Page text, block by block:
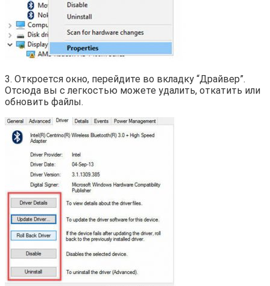
3. Откроется окно, перейдите во вкладку “Драйвер”.
Отсюда вы с легкостью можете удалить, откатить или
обновить файлы.